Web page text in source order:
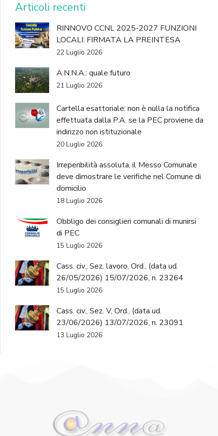
Articoli recenti
RINNOVO CCNL 2025-2027 FUNZIONI
LOCALI: FIRMATA LA PREINTESA
22 Luglio 2026
A.N.N.A.: quale futuro
21 Luglio 2026
Cartella esattoriale: non è nulla la notifica
effettuata dalla P.A. se la PEC proviene da
indirizzo non istituzionale
20 Luglio 2026
Irreperibilità assoluta, il Messo Comunale
deve dimostrare le verifiche nel Comune di
domicilio
18 Luglio 2026
Obbligo dei consiglieri comunali di munirsi
di PEC
15 Luglio 2026
Cass. civ., Sez. lavoro, Ord., (data ud.
26/05/2026) 15/07/2026, n. 23264
15 Luglio 2026
Cass. civ., Sez. V, Ord., (data ud.
23/06/2026) 13/07/2026, n. 23091
13 Luglio 2026